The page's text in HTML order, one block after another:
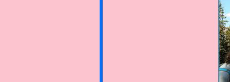
Rocheuses.
discontinuer,
"Les
pas d'jambe